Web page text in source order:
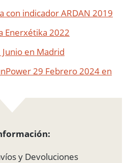
con indicador ARDAN 2019
Enerxétika 2022
Junio en Madrid
29 Febrero 2024 en
y Devoluciones